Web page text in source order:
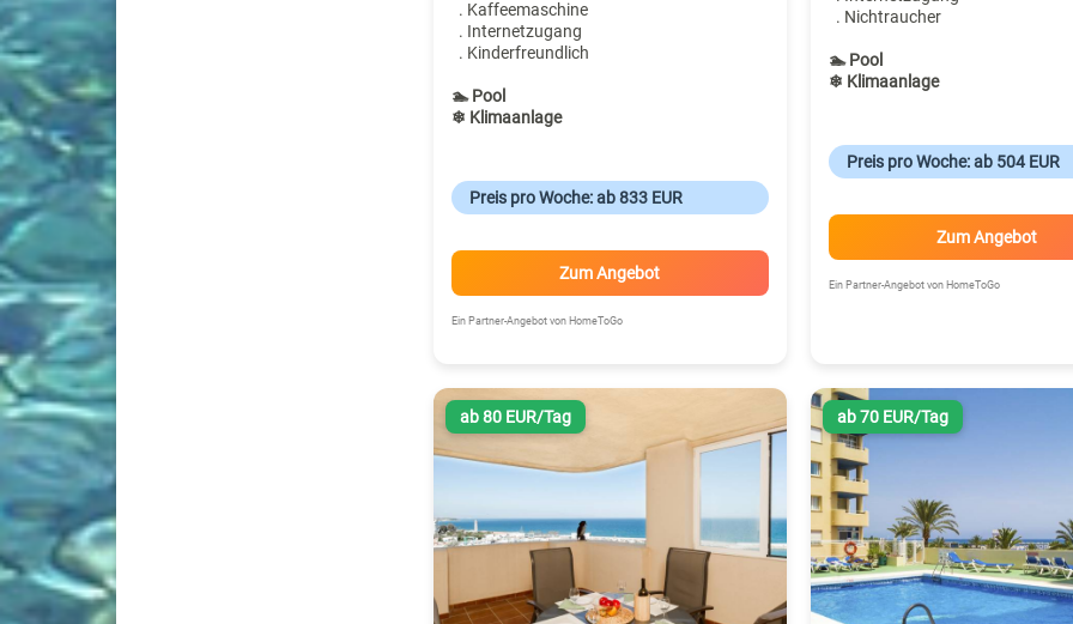
. Kaffeemaschine
. Internetzugang
. Kinderfreundlich
🏊 Pool
❄ Klimaanlage
Preis pro Woche: ab 833 EUR
Zum Angebot
Ein Partner-Angebot von HomeToGo
. Nichtraucher
🏊 Pool
❄ Klimaanlage
Preis pro Woche: ab 504 EUR
Zum Angebot
Ein Partner-Angebot von HomeToGo
ab 80 EUR/Tag ab 70 EUR/Tag